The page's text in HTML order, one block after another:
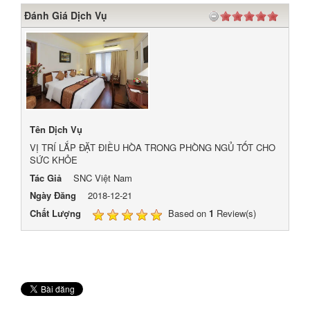
Đánh Giá Dịch Vụ
Tên Dịch Vụ
VỊ TRÍ LẮP ĐẶT ĐIỀU HÒA TRONG PHÒNG NGỦ TỐT CHO
SỨC KHỎE
Tác Giả
SNC Việt Nam
Ngày Đăng
2018-12-21
Chất Lượng
Based on 1 Review(s)